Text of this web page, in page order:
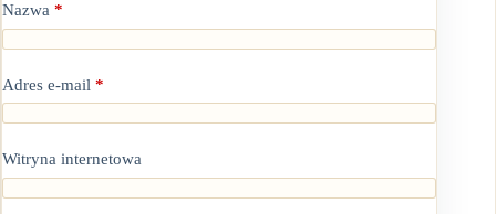
Nazwa *
Adres e-mail *
Witryna internetowa